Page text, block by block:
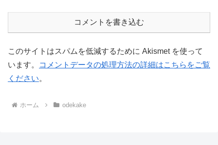
コメントを書き込む
このサイトはスパムを低減するために Akismet を使って
います。
コメントデータの処理方法の詳細はこちらをご覧
ください。
ホーム odekake